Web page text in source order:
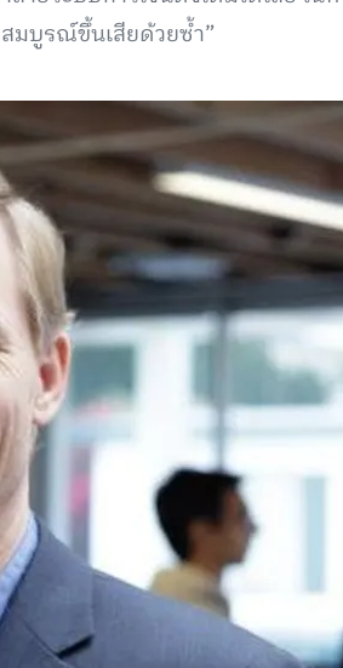
มบูรณ์ขึ้นเสียด้วยซ้ำ”